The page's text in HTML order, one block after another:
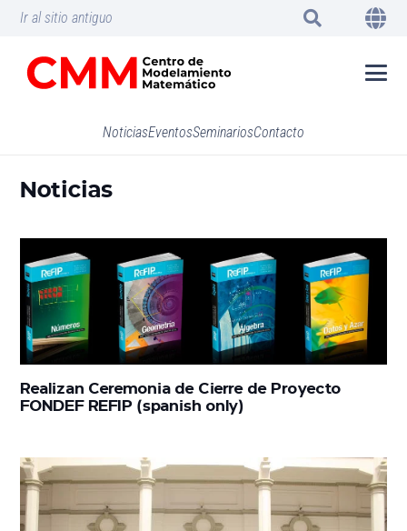
Ir al sitio antiguo
NoticiasEventosSeminariosContacto
Noticias
Realizan Ceremonia de Cierre de Proyecto
FONDEF REFIP (spanish only)